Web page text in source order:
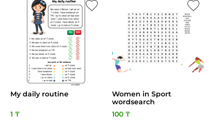
My daily routine
1 ₸
Women in Sport
wordsearch
100 ₸